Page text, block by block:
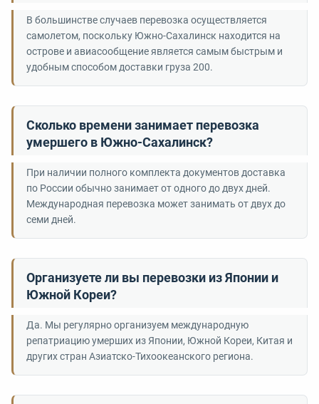
В большинстве случаев перевозка осуществляется
самолетом, поскольку Южно-Сахалинск находится на
острове и авиасообщение является самым быстрым и
удобным способом доставки груза 200.
Сколько времени занимает перевозка
умершего в Южно-Сахалинск?
При наличии полного комплекта документов доставка
по России обычно занимает от одного до двух дней.
Международная перевозка может занимать от двух до
семи дней.
Организуете ли вы перевозки из Японии и
Южной Кореи?
Да. Мы регулярно организуем международную
репатриацию умерших из Японии, Южной Кореи, Китая и
других стран Азиатско-Тихоокеанского региона.